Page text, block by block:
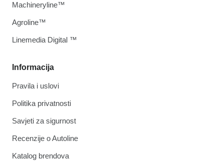
Informacija
Pravila i uslovi
Politika privatnosti
Savjeti za sigurnost
Recenzije o Autoline
Katalog brendova
Machineryline™
Agroline™
Linemedia Digital ™